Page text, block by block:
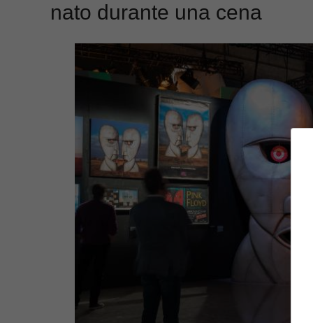
nato durante una cena